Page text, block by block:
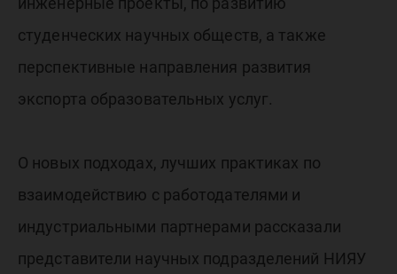
студенческих научных обществ, а также
перспективные направления развития
экспорта образовательных услуг.
О новых подходах, лучших практиках по
взаимодействию с работодателями и
индустриальными партнерами рассказали
представители научных подразделений НИЯУ